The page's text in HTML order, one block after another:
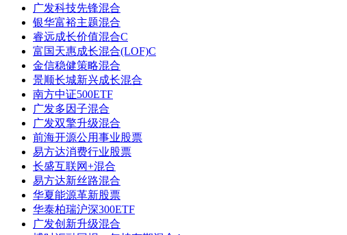
广发科技先锋混合
银华富裕主题混合
睿远成长价值混合C
富国天惠成长混合(LOF)C
金信稳健策略混合
景顺长城新兴成长混合
南方中证500ETF
广发多因子混合
广发双擎升级混合
前海开源公用事业股票
易方达消费行业股票
长盛互联网+混合
易方达新丝路混合
华夏能源革新股票
华泰柏瑞沪深300ETF
广发创新升级混合